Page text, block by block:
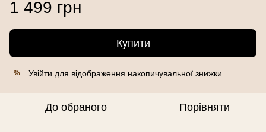
1 499 грн
Купити
% Увійти для відображення накопичувальної знижки
До обраного Порівняти